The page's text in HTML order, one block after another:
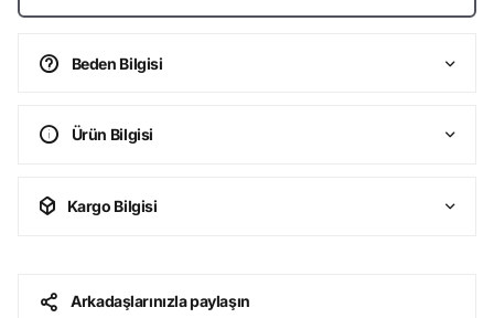
Beden Bilgisi
Ürün Bilgisi
Kargo Bilgisi
Arkadaşlarınızla paylaşın